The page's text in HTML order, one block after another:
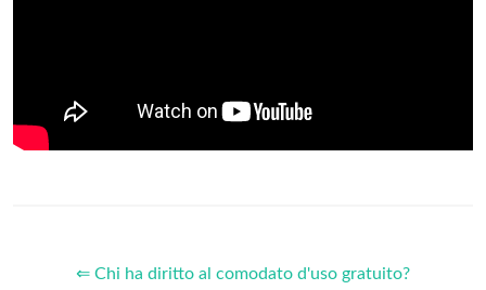
⇐ Chi ha diritto al comodato d'uso gratuito?